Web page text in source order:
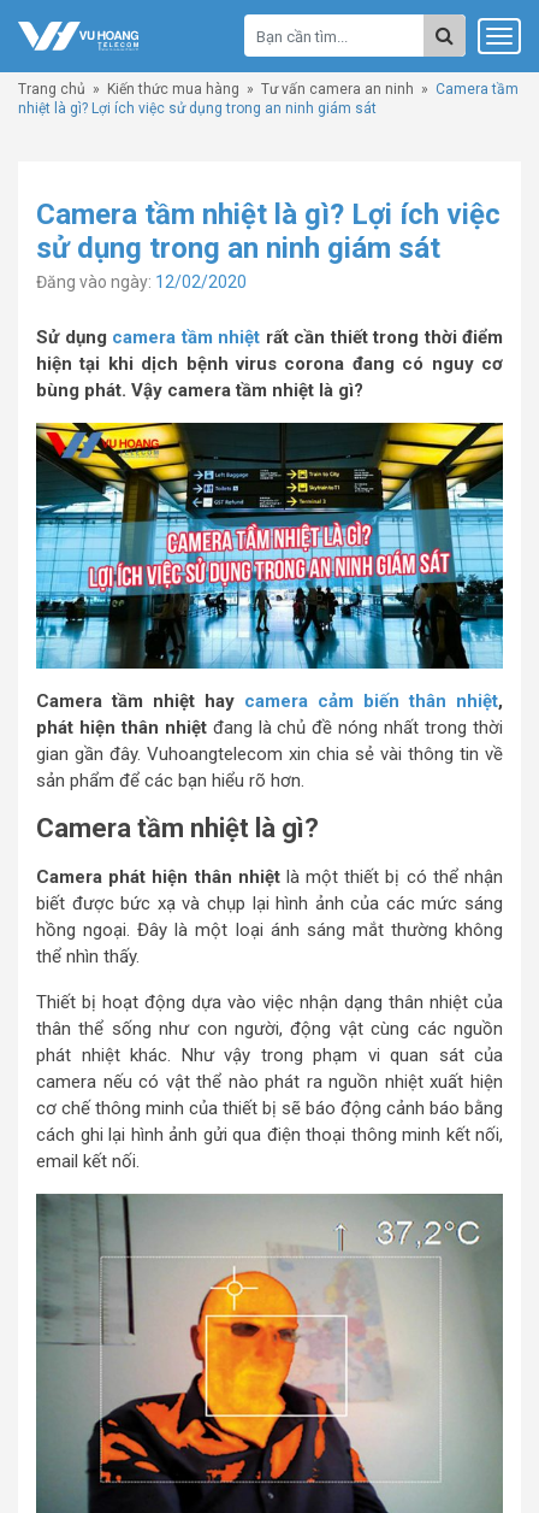
Trang chủ » Kiến thức mua hàng » Tư vấn camera an ninh » Camera tầm
nhiệt là gì? Lợi ích việc sử dụng trong an ninh giám sát
Camera tầm nhiệt là gì? Lợi ích việc
sử dụng trong an ninh giám sát
Đăng vào ngày: 12/02/2020
Sử dụng camera tầm nhiệt rất cần thiết trong thời điểm
hiện tại khi dịch bệnh virus corona đang có nguy cơ
bùng phát. Vậy camera tầm nhiệt là gì?
Camera tầm nhiệt hay camera cảm biến thân nhiệt,
phát hiện thân nhiệtđang là chủ đề nóng nhất trong thời
gian gần đây. Vuhoangtelecom xin chia sẻ vài thông tin về
sản phẩm để các bạn hiểu rõ hơn.
Camera tầm nhiệt là gì?
Camera phát hiện thân nhiệtlà một thiết bị có thể nhận
biết được bức xạ và chụp lại hình ảnh của các mức sáng
hồng ngoại. Đây là một loại ánh sáng mắt thường không
thể nhìn thấy.
Thiết bị hoạt động dựa vào việc nhận dạng thân nhiệt của
thân thể sống như con người, động vật cùng các nguồn
phát nhiệt khác. Như vậy trong phạm vi quan sát của
camera nếu có vật thể nào phát ra nguồn nhiệt xuất hiện
cơ chế thông minh của thiết bị sẽ báo động cảnh báo bằng
cách ghi lại hình ảnh gửi qua điện thoại thông minh kết nối,
email kết nối.